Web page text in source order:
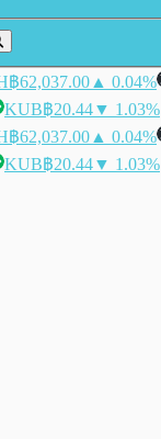
฿62,037.00 ▲ 0.04%
KUB฿20.44▼ 1.03%
฿62,037.00 ▲ 0.04%
KUB฿20.44▼ 1.03%